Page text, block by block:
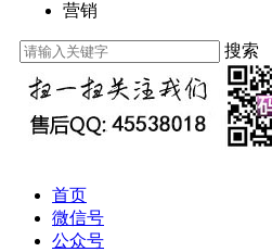
营销
搜索
首页
微信号
公众号